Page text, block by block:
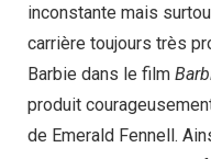
inconstante mais
carrière toujours très
Barbie dans le film
produit
de Emerald Fennell.